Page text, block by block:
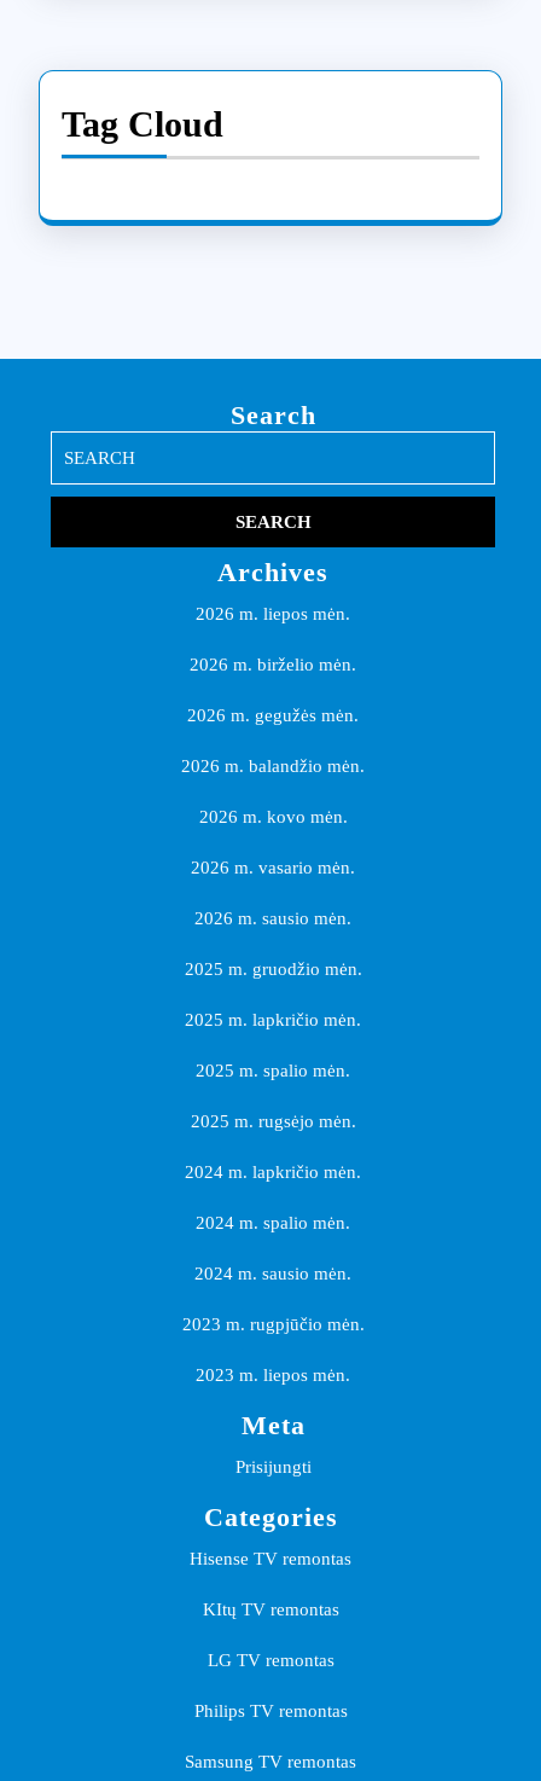
Tag Cloud
Search
for:
Archives
2026 m. liepos mėn.
2026 m. birželio mėn.
2026 m. gegužės mėn.
2026 m. balandžio mėn.
2026 m. kovo mėn.
2026 m. vasario mėn.
2026 m. sausio mėn.
2025 m. gruodžio mėn.
2025 m. lapkričio mėn.
2025 m. spalio mėn.
2025 m. rugsėjo mėn.
2024 m. lapkričio mėn.
2024 m. spalio mėn.
2024 m. sausio mėn.
2023 m. rugpjūčio mėn.
2023 m. liepos mėn.
Meta
Prisijungti
Categories
Hisense TV remontas
KItų TV remontas
LG TV remontas
Philips TV remontas
Samsung TV remontas